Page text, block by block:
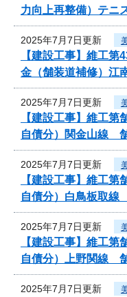
力向上再整備）テニ
2025年7月7日更新
【建設工事】維工
金（舗装道補修）江
2025年7月7日更新
【建設工事】維工
自債分）関金山線
2025年7月7日更新
【建設工事】維工
自債分）白鳥板取
2025年7月7日更新
【建設工事】維工
自債分）上野関線
2025年7月7日更新